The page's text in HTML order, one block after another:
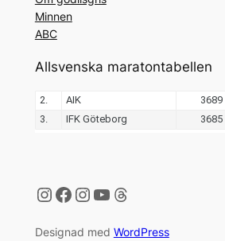
Minnen
ABC
Allsvenska maratontabellen
Instagram
Facebook
Instagram
YouTube
Threads
Designad med WordPress